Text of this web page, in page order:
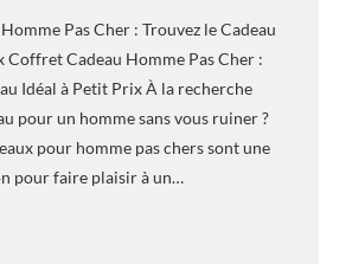
Pas Cher : Trouvez le Cadeau
Coffret Cadeau Homme Pas Cher :
Idéal à Petit Prix À la recherche
pour un homme sans vous ruiner ?
pour homme pas chers sont une
pour faire plaisir à un…